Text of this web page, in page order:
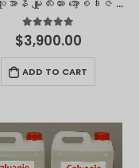
ကယ်လူအာနီ မျူလီးယား အော့စ်ဒါဇ် – ၅ လီတာ
4.90out of 5
$3,900.00
ADD TO CART